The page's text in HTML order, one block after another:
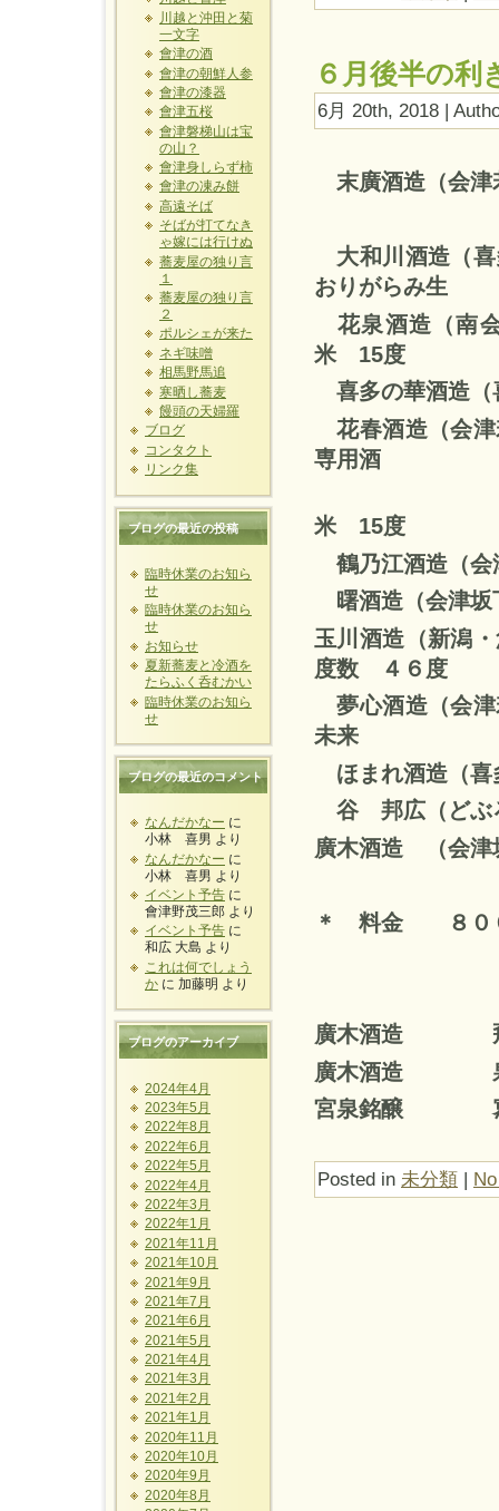
川越と沖田と菊
一文字
會津の酒
會津の朝鮮人参
會津の漆器
會津五桜
會津磐梯山は宝
の山？
會津身しらず柿
會津の凍み餅
高遠そば
そばが打てなき
ゃ嫁には行けぬ
蕎麦屋の独り言
１
蕎麦屋の独り言
２
ポルシェが来た
ネギ味噌
相馬野馬追
寒晒し蕎麦
饅頭の天婦羅
ブログ
コンタクト
リンク集
ブログの最近の投稿
臨時休業のお知ら
せ
臨時休業のお知ら
せ
お知らせ
夏新蕎麦と冷酒を
たらふく呑むかい
臨時休業のお知ら
せ
ブログの最近のコメント
なんだかなー に
小林 喜男 より
なんだかなー に
小林 喜男 より
イベント予告 に
會津野茂三郎 より
イベント予告 に
和広 大島 より
これは何でしょう
か に 加藤明 より
ブログのアーカイブ
2024年4月
2023年5月
2022年8月
2022年6月
2022年5月
2022年4月
2022年3月
2022年1月
2021年11月
2021年10月
2021年9月
2021年7月
2021年6月
2021年5月
2021年4月
2021年3月
2021年2月
2021年1月
2020年11月
2020年10月
2020年9月
2020年8月
６月後半の利
6月 20th, 2018 |
末廣酒造
大和川酒造
おりがらみ生
花泉酒造
米 15度
喜多の華酒造
花春酒造（
専用酒
米 15度
鶴乃江酒造（
曙酒造（会
玉川酒造（新潟
度数 ４６度
夢心酒造
未来
ほまれ酒造（
谷 邦広（ど
廣木酒造 （会
＊ 料金 ８０
廣木酒造
廣木酒造
宮泉銘醸 寫楽
Posted in 未分類 |